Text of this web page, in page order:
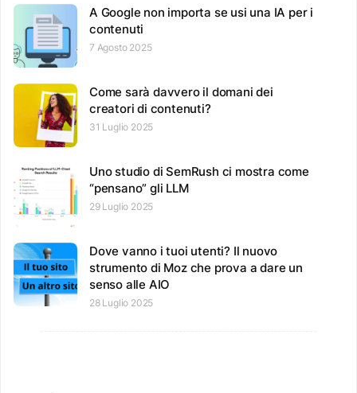
A Google non importa se usi una IA per i
contenuti
7 Agosto 2025
Come sarà davvero il domani dei
creatori di contenuti?
31 Luglio 2025
Uno studio di SemRush ci mostra come
“pensano” gli LLM
29 Luglio 2025
Dove vanno i tuoi utenti? Il nuovo
strumento di Moz che prova a dare un
senso alle AIO
28 Luglio 2025